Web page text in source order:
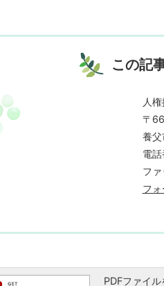
この記
人
〒
養
電
フ
フ
PDFファイ